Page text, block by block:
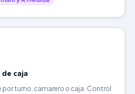
caja
turno, camarero o caja. Control